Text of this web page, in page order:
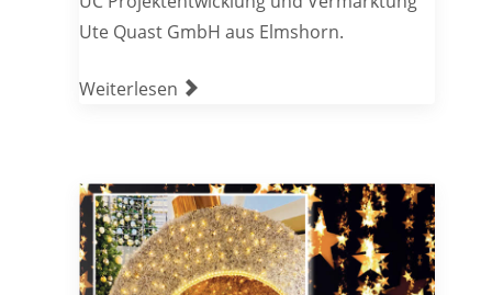
Ute Quast GmbH aus Elmshorn.
Weiterlesen